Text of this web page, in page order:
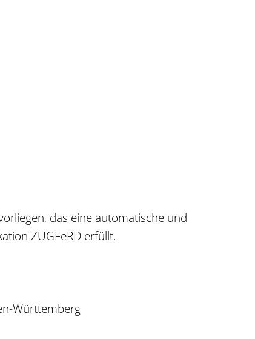
das eine automatische und
ZUGFeRD erfüllt.
Württemberg